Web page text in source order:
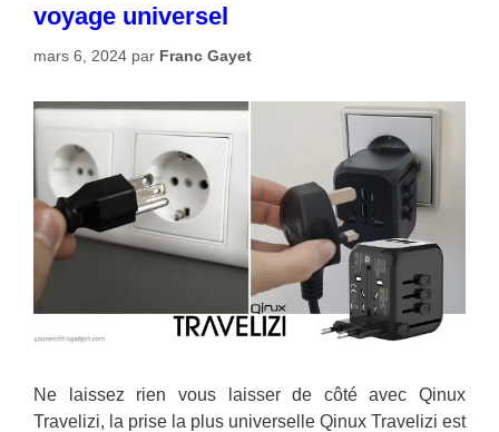
voyage universel
mars 6, 2024 par Franc Gayet
Ne laissez rien vous laisser de côté avec Qinux
Travelizi, la prise la plus universelle Qinux Travelizi est